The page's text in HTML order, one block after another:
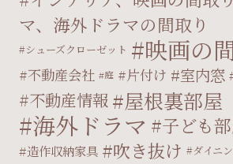
マ、海外ドラマの間取り
シューズクローゼット 映画の
不動産会社 庭 片付け 室内窓
不動産情報 屋根裏部屋
海外ドラマ 子ども
造作収納家具 吹き抜け ダイニ